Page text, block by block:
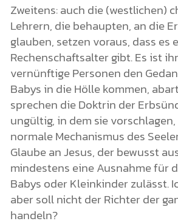
Zweitens: auch die (westlichen)
Lehrern, die behaupten, an die
glauben, setzen voraus, dass es
Rechenschaftsalter gibt. Es ist
vernünftige Personen den
Babys in die Hölle kommen,
sprechen die Doktrin der
ungültig, in dem sie
normale Mechanismus des
Glaube an Jesus, der bewusst
mindestens eine Ausnahme für
Babys oder Kleinkinder zulässt.
aber soll nicht der Richter der
handeln?